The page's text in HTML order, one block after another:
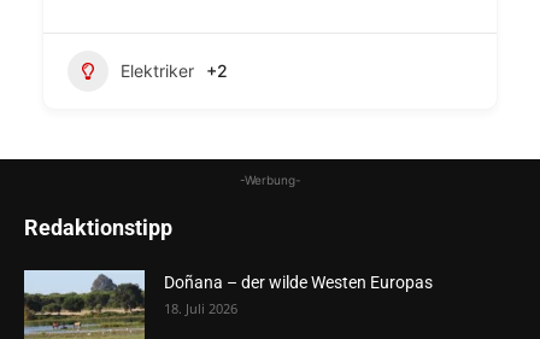
Elektriker +2
-Werbung-
Redaktionstipp
Doñana – der wilde Westen Europas
18. Juli 2026